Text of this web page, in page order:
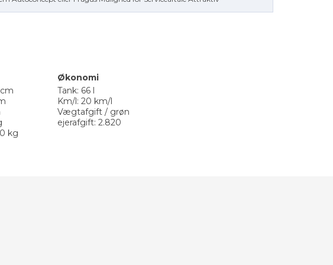
kg
Økonomi
Tank: 66 l
Km/l: 20 km/l
Vægtafgift / grøn
ejerafgift: 2.820